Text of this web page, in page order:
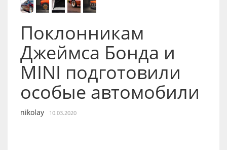
Поклонникам
Джеймса Бонда и
MINI подготовили
особые автомобили
nikolay 10.03.2020